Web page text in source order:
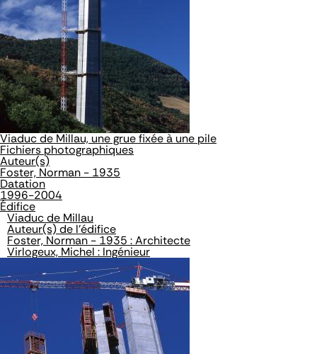
Viaduc de Millau, une grue fixée à une pile
Fichiers photographiques
Auteur(s)
Foster, Norman - 1935
Datation
1996-2004
Édifice
Viaduc de Millau
Auteur(s) de l'édifice
Foster, Norman - 1935 : Architecte
Virlogeux, Michel : Ingénieur